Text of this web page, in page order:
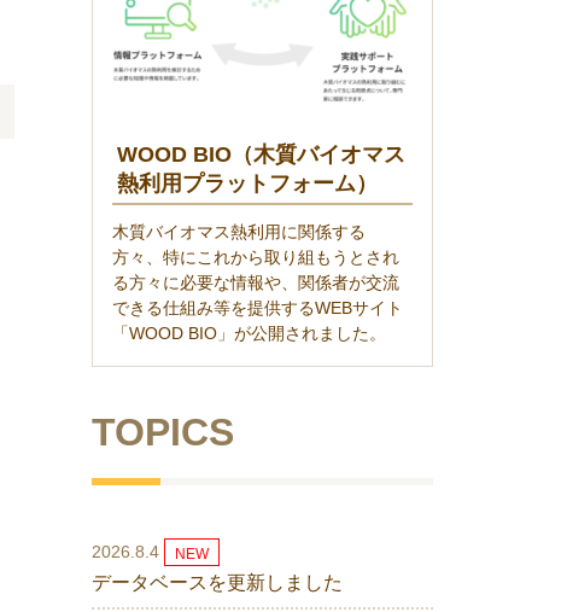
WOOD BIO（木質バイオマス
熱利用プラットフォーム）
木質バイオマス熱利用に関係する
方々、特にこれから取り組もうとされ
る方々に必要な情報や、関係者が交流
できる仕組み等を提供するWEBサイト
「WOOD BIO」が公開されました。
TOPICS
2026.8.4 NEW
データベースを更新しました